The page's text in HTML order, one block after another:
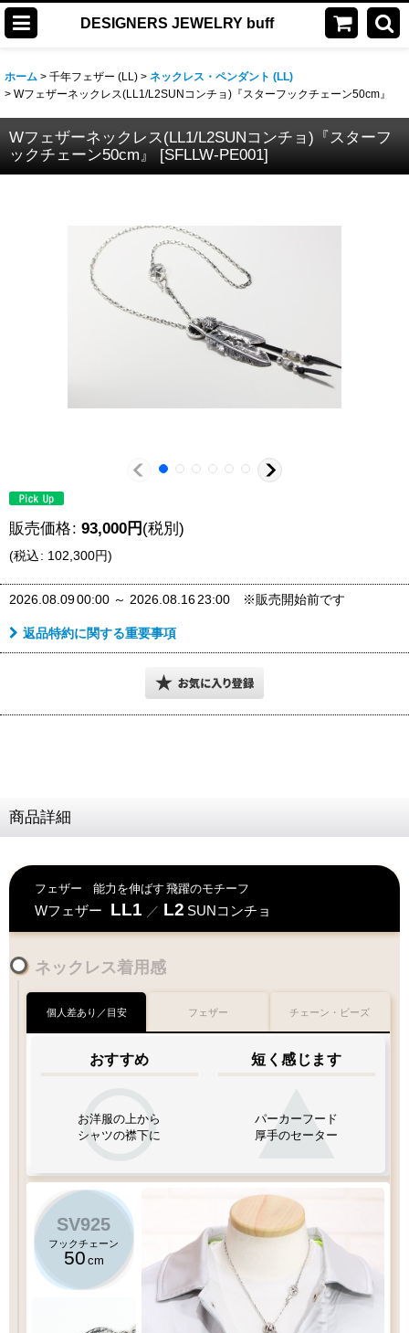
DESIGNERS JEWELRY buff
ホーム > 千年フェザー (LL) > ネックレス・ペンダント (LL)
> Wフェザーネックレス(LL1/L2SUNコンチョ)『スターフックチェーン50cm』
Wフェザーネックレス(LL1/L2SUNコンチョ)『スターフ
ックチェーン50cm』
[SFLLW-PE001]
販売価格: 93,000円 (税別)
(税込: 102,300円)
2026.08.0900:00 ～ 2026.08.1623:00 ※販売開始前です
返品特約に関する重要事項
商品詳細
フェザー 能力を伸ばす 飛躍のモチーフ
Wフェザー LL1 ／ L2 SUNコンチョ
ネックレス着用感
個人差あり／目安
おすすめ
お洋服の上から
シャツの襟下に
短く感じます
パーカーフード
厚手のセーター
SV925
フックチェーン
50 cm
フェザー チェーン・ビーズ